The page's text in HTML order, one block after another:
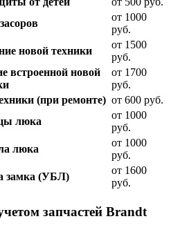
от 1000
руб.
новой техники
от 1500
руб.
встроенной новой
от 1700
руб.
(при ремонте) от 600 руб.
люка
от 1000
руб.
люка
от 1000
руб.
замка (УБЛ)
от 1600
руб.
запчастей Brandt